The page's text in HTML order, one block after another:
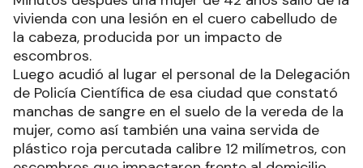
vivienda con una lesión en el cuero cabelludo de
la cabeza, producida por un impacto de
escombros.
Luego acudió al lugar el personal de la Delegación
de Policía Científica de esa ciudad que constató
manchas de sangre en el suelo de la vereda de la
mujer, como así también una vaina servida de
plástico roja percutada calibre 12 milímetros, con